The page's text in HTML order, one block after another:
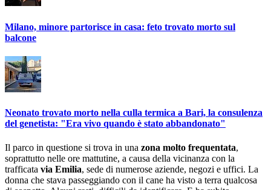
Milano, minore partorisce in casa: feto trovato morto sul
balcone
Neonato trovato morto nella culla termica a Bari, la consulenza
del genetista: "Era vivo quando è stato abbandonato"
Il parco in questione si trova in una zona molto frequentata,
soprattutto nelle ore mattutine, a causa della vicinanza con la
trafficata via Emilia, sede di numerose aziende, negozi e uffici. La
donna che stava passeggiando con il cane ha visto a terra qualcosa